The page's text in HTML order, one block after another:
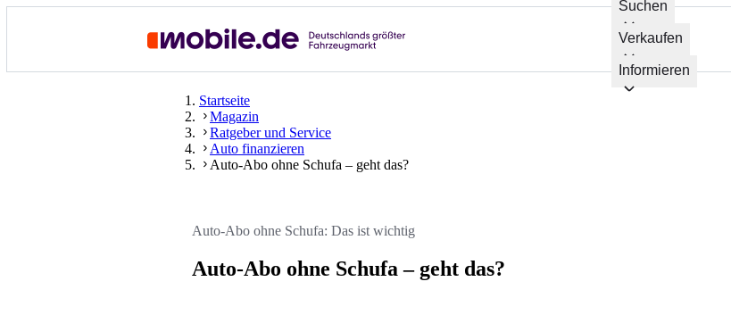
Suchen
Verkaufen
Informieren
Startseite
Magazin
Ratgeber und Service
Auto finanzieren
Auto-Abo ohne Schufa – geht das?
Auto-Abo ohne Schufa: Das ist wichtig
Auto-Abo ohne Schufa – geht das?